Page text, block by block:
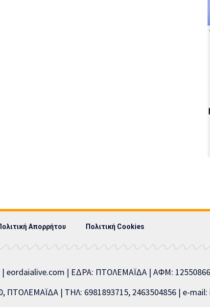
Απορρήτου Πολιτική Cookies
| eordaialive.com | ΕΔΡΑ: ΠΤΟΛΕΜΑΪΔΑ | ΑΦΜ:
ΠΤΟΛΕΜΑΪΔΑ | ΤΗΛ: 6981893715, 2463504856 | e-